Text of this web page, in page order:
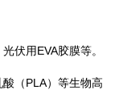
伏用EVA胶膜等。
（PLA）等生物高